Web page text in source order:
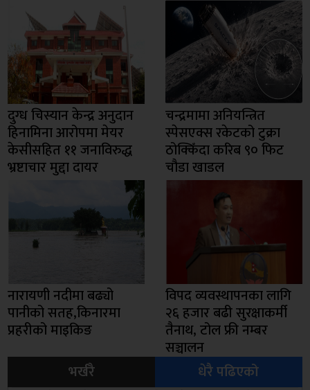
दुग्ध चिस्यान केन्द्र अनुदान
हिनामिना आरोपमा मेयर
केसीसहित ११ जनाविरुद्ध
भ्रष्टाचार मुद्दा दायर
चन्द्रमामा अनियन्त्रित
स्पेसएक्स रकेटको टुक्रा
ठोक्किँदा करिब ९० फिट
चौडा खाडल
नारायणी नदीमा बढ्यो
पानीको सतह,किनारमा
प्रहरीको माइकिङ
विपद व्यवस्थापनका लागि
२६ हजार बढी सुरक्षाकर्मी
तैनाथ, टोल फ्री नम्बर
सञ्चालन
भर्खरै
धेरै पढिएको